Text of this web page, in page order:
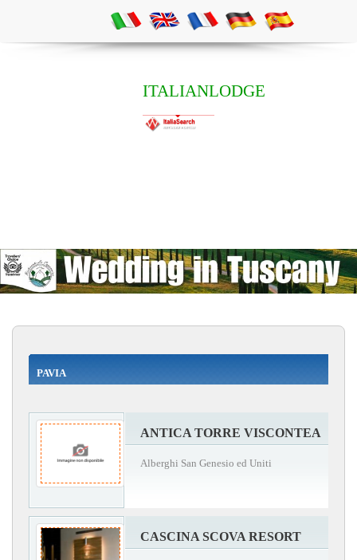
ITALIANLODGE
PAVIA
ANTICA TORRE VISCONTEA
Alberghi San Genesio ed Uniti
CASCINA SCOVA RESORT